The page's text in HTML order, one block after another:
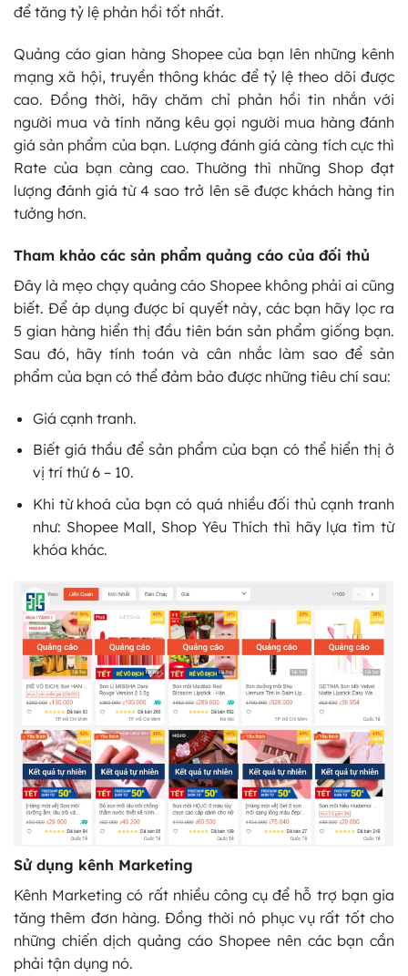
để tăng tỷ lệ phản hồi tốt nhất.
Quảng cáo gian hàng Shopee của bạn lên những kênh
mạng xã hội, truyền thông khác để tỷ lệ theo dõi được
cao. Đồng thời, hãy chăm chỉ phản hồi tin nhắn với
người mua và tính năng kêu gọi người mua hàng đánh
giá sản phẩm của bạn. Lượng đánh giá càng tích cực thì
Rate của bạn càng cao. Thường thì những Shop đạt
lượng đánh giá từ 4 sao trở lên sẽ được khách hàng tin
tưởng hơn.
Tham khảo các sản phẩm quảng cáo của đối thủ
Đây là mẹo chạy quảng cáo Shopee không phải ai cũng
biết. Để áp dụng được bí quyết này, các bạn hãy lọc ra
5 gian hàng hiển thị đầu tiên bán sản phẩm giống bạn.
Sau đó, hãy tính toán và cân nhắc làm sao để sản
phẩm của bạn có thể đảm bảo được những tiêu chí sau:
Giá cạnh tranh.
Biết giá thầu để sản phẩm của bạn có thể hiển thị ở
vị trí thứ 6 – 10.
Khi từ khoá của bạn có quá nhiều đối thủ cạnh tranh
như: Shopee Mall, Shop Yêu Thích thì hãy lựa tìm từ
khóa khác.
Sử dụng kênh Marketing
Kênh Marketing có rất nhiều công cụ để hỗ trợ bạn gia
tăng thêm đơn hàng. Đồng thời nó phục vụ rất tốt cho
những chiến dịch quảng cáo Shopee nên các bạn cần
phải tận dụng nó.